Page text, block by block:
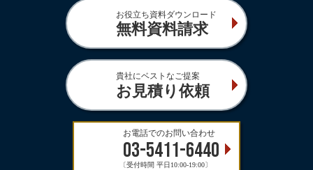
お役立ち資料ダウンロード
無料資料請求
貴社にベストなご提案
お見積り依頼
お電話でのお問い合わせ
03-5411-6440
〔受付時間 平日10:00-19:00〕